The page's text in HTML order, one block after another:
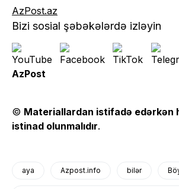
AzPost.az
Bizi sosial şəbəkələrdə izləyin
AzPost
© Materiallardan istifadə edərkən
istinad olunmalıdır.
aya Azpost.info bilər